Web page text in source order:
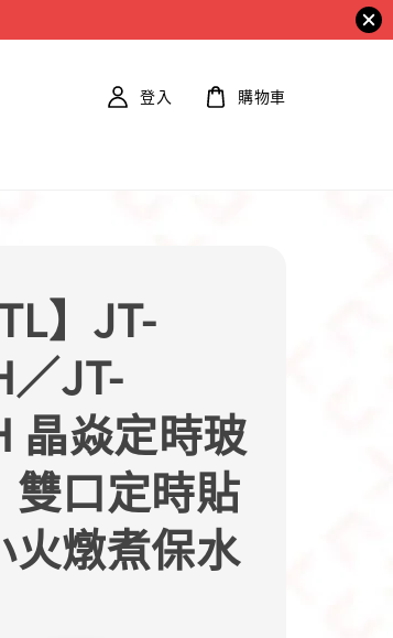
登入 購物車
】JT-
／JT-
晶焱定時玻
雙口定時貼
火燉煮保水